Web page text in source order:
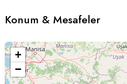
Konum & Mesafeler
+
−